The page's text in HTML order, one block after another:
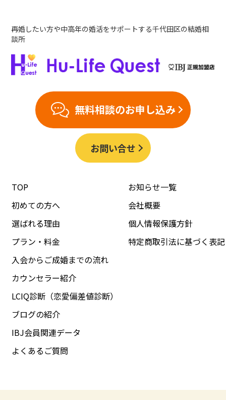
再婚したい方や中高年の婚活をサポートする千代田区の結婚相
談所
無料相談のお申し込み
お問い合せ
TOP
初めての方へ
選ばれる理由
プラン・料金
入会からご成婚までの流れ
カウンセラー紹介
LCIQ診断（恋愛偏差値診断）
ブログの紹介
IBJ会員関連データ
よくあるご質問
お知らせ一覧
会社概要
個人情報保護方針
特定商取引法に基づく表記